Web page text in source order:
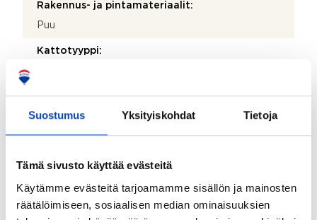
Suostumus Yksityiskohdat Tietoja
Tämä sivusto käyttää evästeitä
Käytämme evästeitä tarjoamamme sisällön ja mainosten
räätälöimiseen, sosiaalisen median ominaisuuksien
Rakennus- ja pintamateriaalit:
Puu
Kattotyyppi:
Katemateriaali:
Peltikate
Poistoilmalämpöpumppu
Onko kohteesta energiatodistusta?:
Kyllä